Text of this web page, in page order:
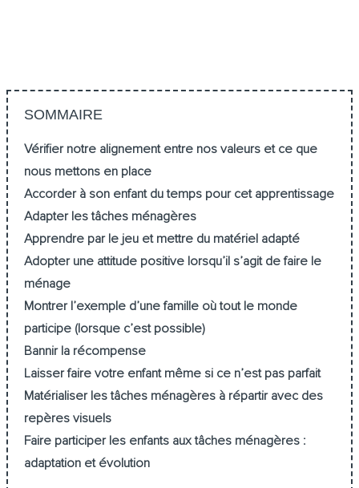
SOMMAIRE
Vérifier notre alignement entre nos valeurs et ce que
nous mettons en place
Accorder à son enfant du temps pour cet apprentissage
Adapter les tâches ménagères
Apprendre par le jeu et mettre du matériel adapté
Adopter une attitude positive lorsqu’il s’agit de faire le
ménage
Montrer l’exemple d’une famille où tout le monde
participe (lorsque c’est possible)
Bannir la récompense
Laisser faire votre enfant même si ce n’est pas parfait
Matérialiser les tâches ménagères à répartir avec des
repères visuels
Faire participer les enfants aux tâches ménagères :
adaptation et évolution